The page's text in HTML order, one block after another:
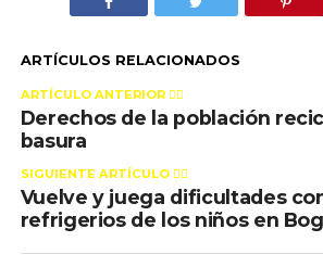
ARTÍCULOS RELACIONADOS
ARTÍCULO ANTERIOR 👉🏻
Derechos de la población
basura
SIGUIENTE ARTÍCULO 👈🏻
Vuelve y juega dificultades
refrigerios de los niños en